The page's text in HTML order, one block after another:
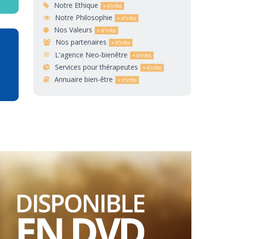
Notre Ethique
Notre Philosophie
Nos Valeurs
Nos partenaires
L'agence Neo-bienêtre
Services pour thérapeutes
Annuaire bien-être